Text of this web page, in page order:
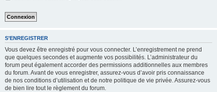
S’ENREGISTRER
Vous devez être enregistré pour vous connecter. L’enregistrement ne prend
que quelques secondes et augmente vos possibilités. L’administrateur du
forum peut également accorder des permissions additionnelles aux membres
du forum. Avant de vous enregistrer, assurez-vous d’avoir pris connaissance
de nos conditions d’utilisation et de notre politique de vie privée. Assurez-vous
de bien lire tout le règlement du forum.